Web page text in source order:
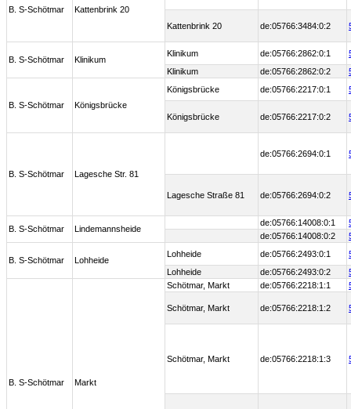
B. S-Schötmar
Kattenbrink 20
Kattenbrink 20
de:05766:3484:0:2
B. S-Schötmar Klinikum
Klinikum de:05766:2862:0:1
Klinikum
de:05766:2862:0:2
B. S-Schötmar Königsbrücke
Königsbrücke de:05766:2217:0:1
Königsbrücke de:05766:2217:0:2
B. S-Schötmar Lagesche Str. 81
de:05766:2694:0:1
Lagesche Straße 81 de:05766:2694:0:2
B. S-Schötmar Lindemannsheide
de:05766:14008:0:1
de:05766:14008:0:2
B. S-Schötmar Lohheide
Lohheide de:05766:2493:0:1
Lohheide
de:05766:2493:0:2
B. S-Schötmar Markt
Schötmar, Markt de:05766:2218:1:1
Schötmar, Markt de:05766:2218:1:2
Schötmar, Markt de:05766:2218:1:3